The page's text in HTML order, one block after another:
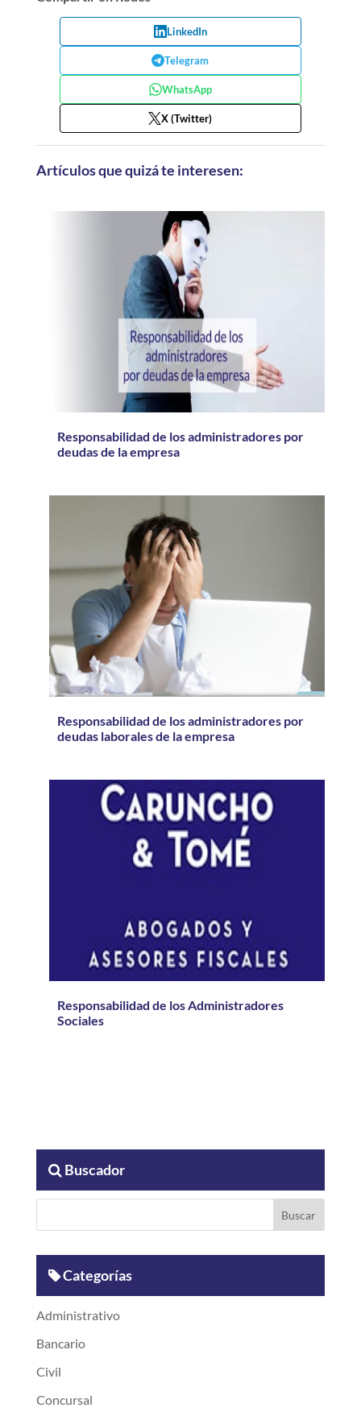
LinkedIn
Telegram
WhatsApp
X (Twitter)
Artículos que quizá te interesen:
Responsabilidad de los administradores por
deudas de la empresa
Responsabilidad de los administradores por
deudas laborales de la empresa
Responsabilidad de los Administradores
Sociales
Buscador
Categorías
Administrativo
Bancario
Civil
Concursal